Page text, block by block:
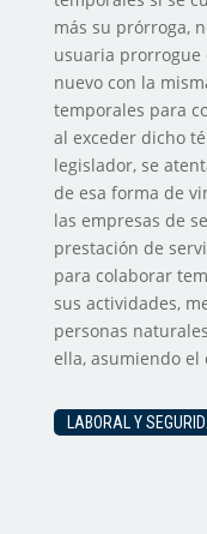
más su prórroga,
usuaria
nuevo con la
temporales para
al exceder dicho
legislador, se
de esa forma de
las empresas de
prestación de
para colaborar
sus actividades,
personas
ella, asumiendo
LABORAL Y